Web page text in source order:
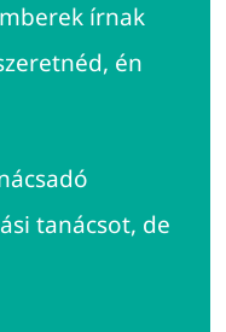
írnak
én
tanácsot, de